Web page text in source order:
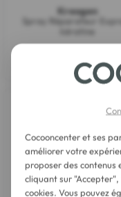
Kreogen
Spray Réparateur
17,40 €
Cocooncenter et ses
améliorer votre
proposer des contenus
cliquant sur
cookies. Vous pouvez